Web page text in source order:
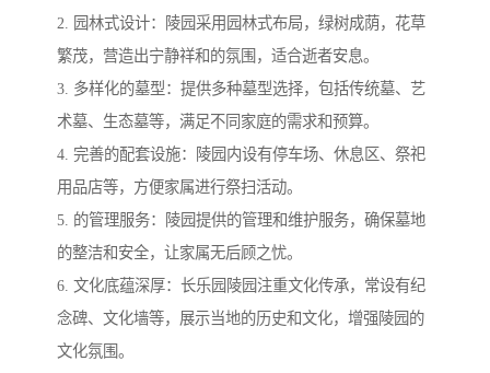
2. 园林式设计：陵园采用园林式布局，绿树成荫，花草
繁茂，营造出宁静祥和的氛围，适合逝者安息。
3. 多样化的墓型：提供多种墓型选择，包括传统墓、艺
术墓、生态墓等，满足不同家庭的需求和预算。
4. 完善的配套设施：陵园内设有停车场、休息区、祭祀
用品店等，方便家属进行祭扫活动。
5. 的管理服务：陵园提供的管理和维护服务，确保墓地
的整洁和安全，让家属无后顾之忧。
6. 文化底蕴深厚：长乐园陵园注重文化传承，常设有纪
念碑、文化墙等，展示当地的历史和文化，增强陵园的
文化氛围。